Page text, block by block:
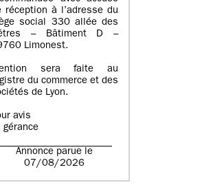
réception à l’adresse du
social 330 allée des
– Bâtiment D –
Limonest.
sera faite au
du commerce et des
de Lyon.
avis
gérance
Annonce parue le
07/08/2026